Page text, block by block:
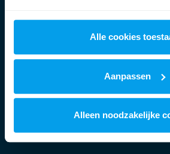
We werken samen met21 derden
kunnen ontvangen en verwerken.
Alle cookies
Aanpassen
Alleen noodzakelijke